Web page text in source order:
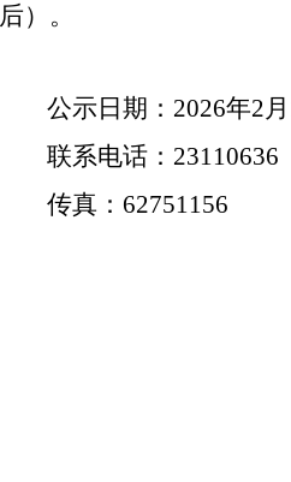
后）。
公示日期： 2026年2
联系电话： 23110636
传真： 62751156